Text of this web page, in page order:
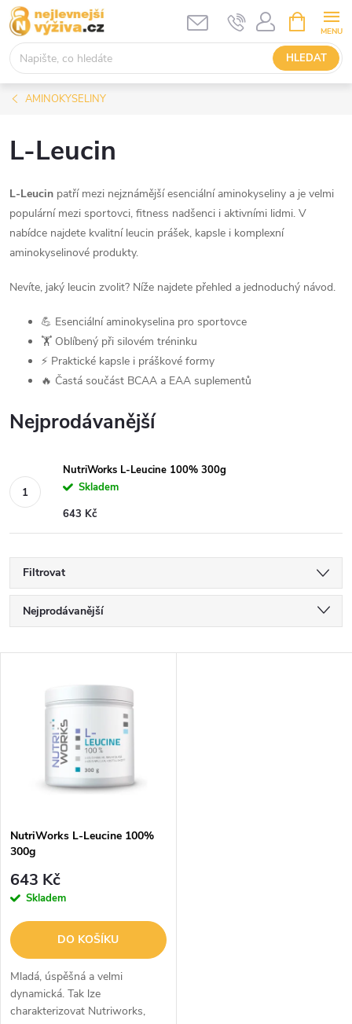
Přejít
na
obsah
HLEDAT
NÁKUPNÍ
KOŠÍK
AMINOKYSELINY
L-Leucin
L-Leucin patří mezi nejznámější esenciální aminokyseliny a je velmi
populární mezi sportovci, fitness nadšenci i aktivními lidmi. V
nabídce najdete kvalitní leucin prášek, kapsle i komplexní
aminokyselinové produkty.
Nevíte, jaký leucin zvolit? Níže najdete přehled a jednoduchý návod.
💪 Esenciální aminokyselina pro sportovce
🏋️ Oblíbený při silovém tréninku
⚡ Praktické kapsle i práškové formy
🔥 Častá součást BCAA a EAA suplementů
Nejprodávanější
NutriWorks L-Leucine 100% 300g
Skladem
643 Kč
Filtrovat
Ř
a
p
r
o
d
u
Nejprodávanější
Abecedně
s
p
r
o
d
NutriWorks L-Leucine 100%
300g
643 Kč
Skladem
DO KOŠÍKU
Mladá, úspěšná a velmi
dynamická. Tak lze
charakterizovat Nutriworks,